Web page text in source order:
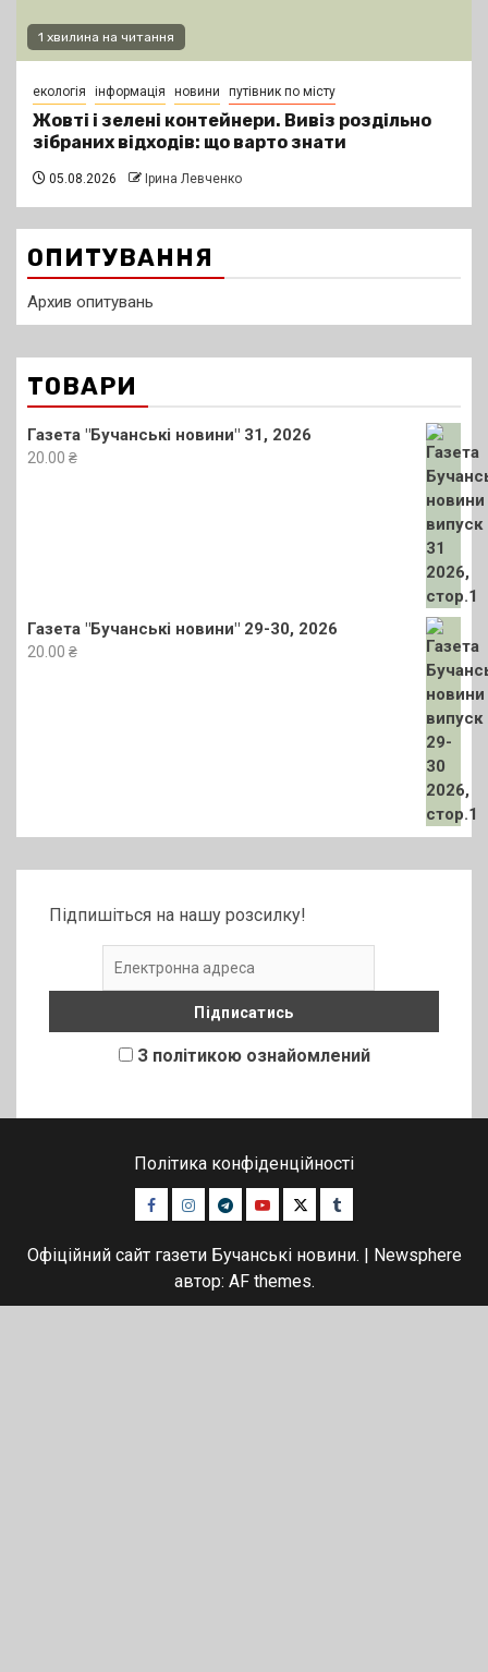
1 хвилина на читання
екологія інформація новини путівник по місту
Жовті і зелені контейнери. Вивіз роздільно
зібраних відходів: що варто знати
05.08.2026 Ірина Левченко
ОПИТУВАННЯ
Архив опитувань
ТОВАРИ
Газета "Бучанські новини" 31, 2026
20.00 ₴
Газета "Бучанські новини" 29-30, 2026
20.00 ₴
Підпишіться на нашу розсилку!
З політикою ознайомлений
Політика конфіденційності
Facebook
Instagram
TelegramYoutubeTwitterTumblr
Офіційний сайт газети Бучанські новини. | Newsphere
автор: AF themes.